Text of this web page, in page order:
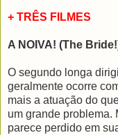
+ TRÊS FILMES
A NOIVA! (The
O segundo longa
geralmente ocorre
mais a atuação do
um grande problema.
parece perdido em